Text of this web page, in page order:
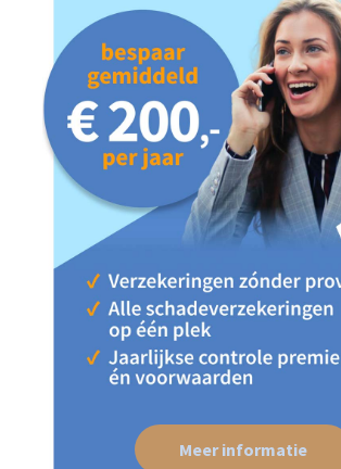
Meer informatie